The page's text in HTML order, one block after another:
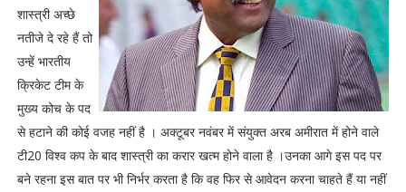
शास्त्री अच्छे
नतीजे दे रहे हैं तो
उन्हें भारतीय
क्रिकेट टीम के
मुख्य कोच के पद
से हटाने की कोई वजह नहीं है । अक्टूबर नवंबर में संयुक्त अरब अमीरात में होने वाले
टी20 विश्व कप के बाद शास्त्री का करार खत्म होने वाला है ।उनका आगे इस पद पर
बने रहना इस बात पर भी निर्भर करता है कि वह फिर से आवेदन करना चाहते हैं या नहीं